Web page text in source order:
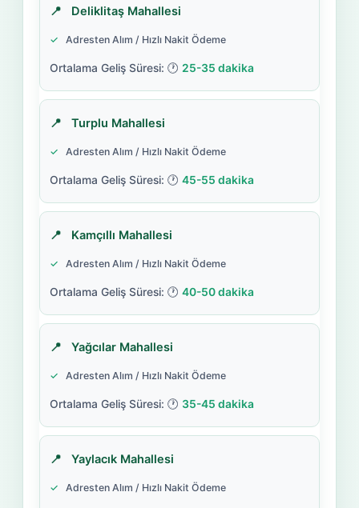
Deliklitaş Mahallesi
Adresten Alım / Hızlı Nakit Ödeme
25-35 dakika
Turplu Mahallesi
Adresten Alım / Hızlı Nakit Ödeme
45-55 dakika
Kamçıllı Mahallesi
Adresten Alım / Hızlı Nakit Ödeme
40-50 dakika
Yağcılar Mahallesi
Adresten Alım / Hızlı Nakit Ödeme
35-45 dakika
Yaylacık Mahallesi
Adresten Alım / Hızlı Nakit Ödeme